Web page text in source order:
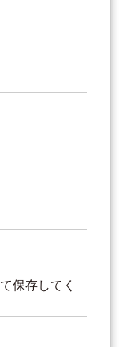
保存してく